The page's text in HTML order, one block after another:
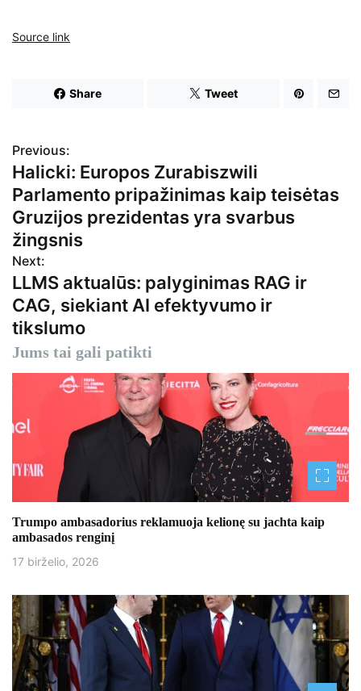
Source link
Share Tweet
N
a
v
i
g
a
c
i
a
t
r
p
r
a
š
Previous:
Halicki: Europos Zurabiszwili
Parlamento pripažinimas kaip teisėtas
Gruzijos prezidentas yra svarbus
žingsnis
Next:
LLMS aktualūs: palyginimas RAG ir
CAG, siekiant AI efektyvumo ir
tikslumo
Jums tai gali patikti
Trumpo ambasadorius reklamuoja kelionę su jachta kaip
ambasados ​​renginį
17 birželio, 2026